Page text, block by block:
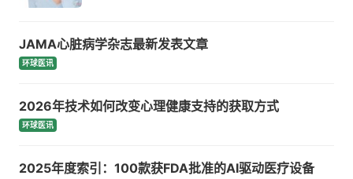
JAMA心脏病学杂志最新发表文章
环球医讯
2026年技术如何改变心理健康支持的获取方式
环球医讯
2025年度索引：100款获FDA批准的AI驱动医疗设备